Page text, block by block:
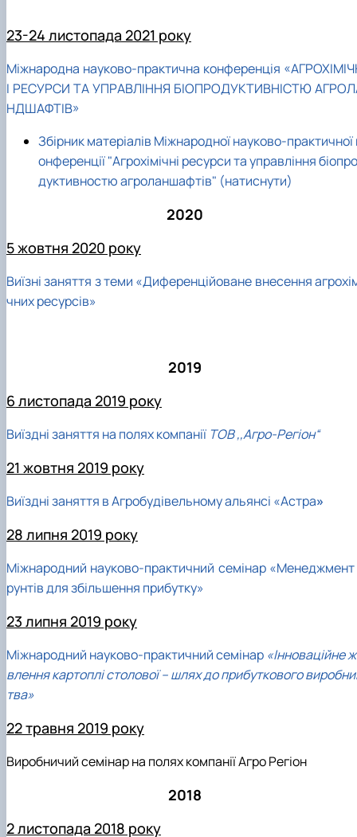
23-24 листопада 2021 року
Міжнародна науково-практична конференція
І РЕСУРСИ ТА УПРАВЛІННЯ БІОПРОДУКТИВНІСТЮ
НДШАФТІВ»
Збірник матеріалів Міжнародної науково-практичної
онференції "Агрохімічні ресурси та управління біопро
дуктивностю агроланшафтів" (натиснути)
2020
5 жовтня 2020 року
Виїзні заняття з теми «Диференційоване внесення
чних ресурсів»
2019
6 листопада 2019 року
Виїздні заняття на полях компанії ТОВ ,,Агро-Регіон“
21 жовтня 2019 року
Виїздні заняття в Агробудівельному альянсі «Астра»
28 липня 2019 року
Міжнародний науково-практичний семінар «Менеджмент
рунтів для збільшення прибутку»
23 липня 2019 року
Міжнародний науково-практичний семінар «Інноваційне
влення картоплі столової – шлях до прибуткового
тва»
22 травня 2019 року
Виробничий семінар на полях компанії Агро Регіон
2018
2 листопада 2018 року